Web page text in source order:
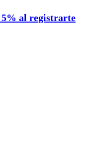
5% al registrarte